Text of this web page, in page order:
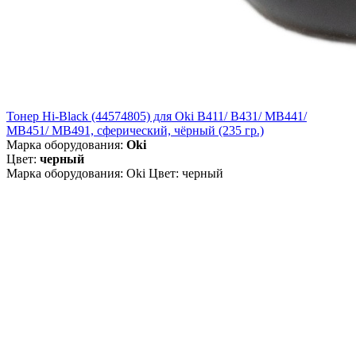
Тонер Hi-Black (44574805) для Oki B411/ B431/ MB441/
MB451/ MB491, сферический, чёрный (235 гр.)
Марка оборудования: Oki
Цвет: черный
Марка оборудования: Oki Цвет: черный